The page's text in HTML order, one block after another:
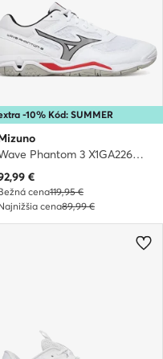
-10% Kód: SUMMER
Wave Phantom 3 X1GA2260 59 · Halové topánky
cena
€
cena119,95 €
cena89,99 €